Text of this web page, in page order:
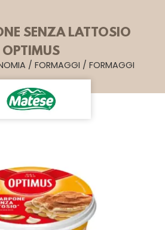
SENZA LATTOSIO
OPTIMUS
/ FORMAGGI / FORMAGGI